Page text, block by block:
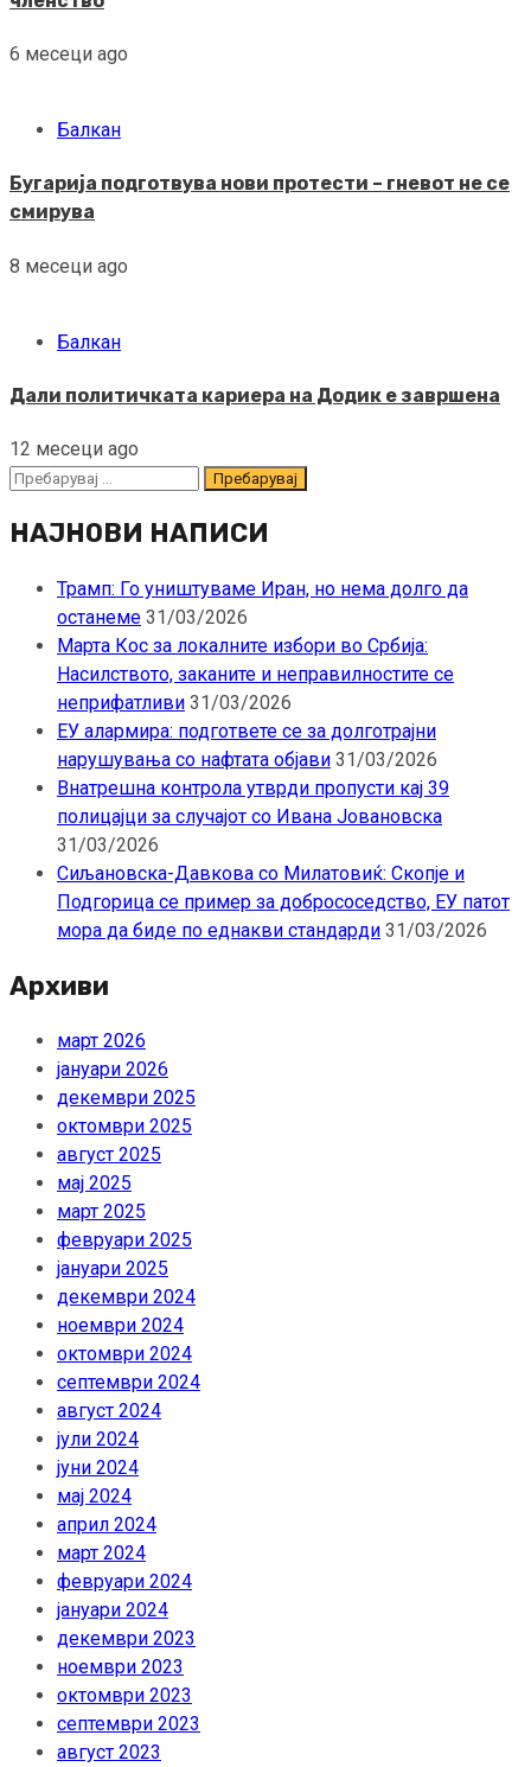
6 месеци ago
Балкан
Бугарија подготвува нови протести – гневот не се
смирува
8 месеци ago
Балкан
Дали политичката кариера на Додик е завршена
12 месеци ago
Пребарувај
НАЈНОВИ НАПИСИ
Трамп: Го уништуваме Иран, но нема долго да
останеме 31/03/2026
Марта Кос за локалните избори во Србија:
Насилството, заканите и неправилностите се
неприфатливи 31/03/2026
ЕУ алармира: подгответе се за долготрајни
нарушувања со нафтата објави 31/03/2026
Внатрешна контрола утврди пропусти кај 39
полицајци за случајот со Ивана Јовановска
31/03/2026
Сиљановска-Давкова со Милатовиќ: Скопје и
Подгорица се пример за добрососедство, ЕУ патот
мора да биде по еднакви стандарди 31/03/2026
Архиви
март 2026
јануари 2026
декември 2025
октомври 2025
август 2025
мај 2025
март 2025
февруари 2025
јануари 2025
декември 2024
ноември 2024
октомври 2024
септември 2024
август 2024
јули 2024
јуни 2024
мај 2024
април 2024
март 2024
февруари 2024
јануари 2024
декември 2023
ноември 2023
октомври 2023
септември 2023
август 2023